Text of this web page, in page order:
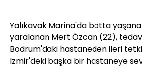
Yalıkavak Marina'da botta
yaralanan Mert Özcan (22),
Bodrum'daki hastaneden ileri
İzmir'deki başka bir hastaneye